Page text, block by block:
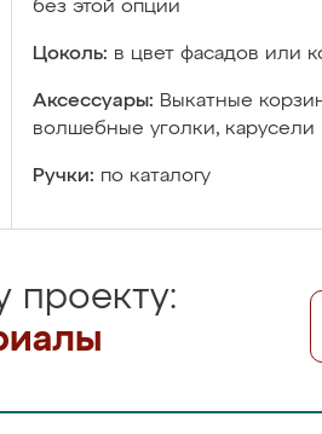
без этой опции
Цоколь: в цвет фасадов или
Аксессуары: Выкатные
волшебные уголки, карусели
Ручки: по каталогу
проекту: